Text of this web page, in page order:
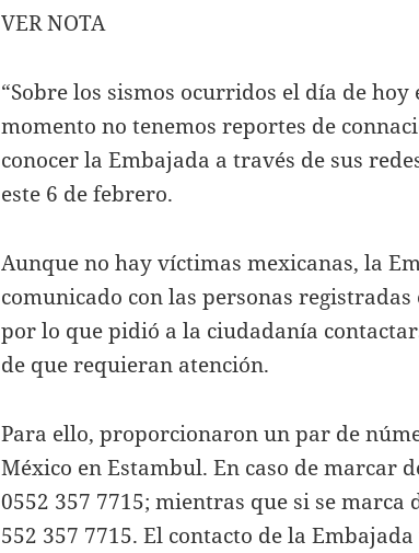
VER NOTA
“Sobre los sismos ocurridos el día de
momento no tenemos reportes de
conocer la Embajada a través de sus
este 6 de febrero.
Aunque no hay víctimas mexicanas, la
comunicado con las personas registradas
por lo que pidió a la ciudadanía
de que requieran atención.
Para ello, proporcionaron un par de
México en Estambul. En caso de marcar
0552 357 7715; mientras que si se marca
552 357 7715. El contacto de la